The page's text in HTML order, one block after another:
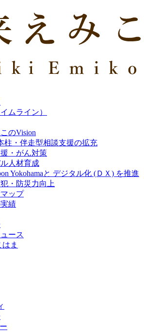
ムライン）
のVision
柱・伴走型相談支援の拡充
・がん対策
人材育成
Yokohamaと デジタル化 (ＤＸ) を推進
・防災力向上
ップ
績
ース
はま